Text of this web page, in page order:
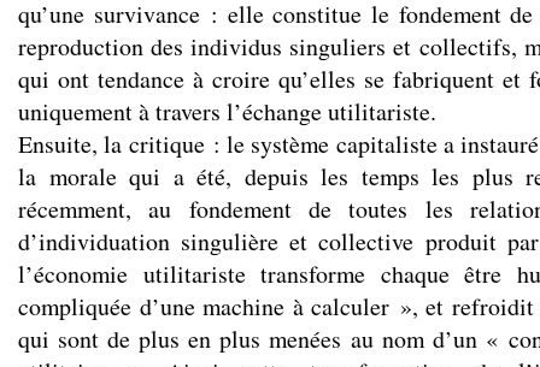
qu’une survivance : elle constitue le fondement
reproduction des individus singuliers et collectifs,
qui ont tendance à croire qu’elles se fabriquent et
uniquement à travers l’échange utilitariste.
Ensuite, la critique : le système capitaliste a
la morale qui a été, depuis les temps les plus
récemment, au fondement de toutes les
d’individuation singulière et collective produit
l’économie utilitariste transforme chaque être
compliquée d’une machine à calculer », et
qui sont de plus en plus menées au nom d’un «